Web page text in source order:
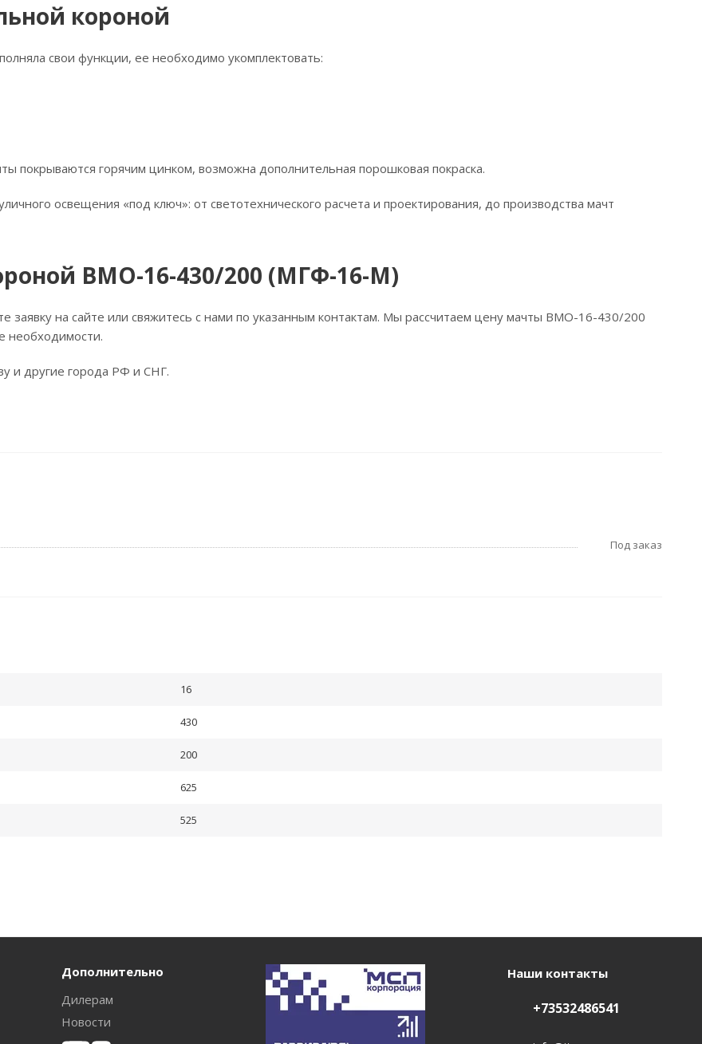
короной
свои функции, ее необходимо укомплектовать:
покрываются горячим цинком, возможна дополнительная порошковая покраска.
освещения «под ключ»: от светотехнического расчета и проектирования, до производства мачт
ВМО-16-430/200 (МГФ-16-М)
на сайте или свяжитесь с нами по указанным контактам. Мы рассчитаем цену мачты ВМО-16-430/200
необходимости.
и другие города РФ и СНГ.
Под заказ
16
430
200
625
525
Дополнительно
Дилерам
Новости
Наши контакты
+73532486541